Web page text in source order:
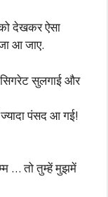
देखकर ऐसा
आ जाए.
सुलगाई और
ज्यादा पंसद आ गई!
… तो तुम्हें मुझमें